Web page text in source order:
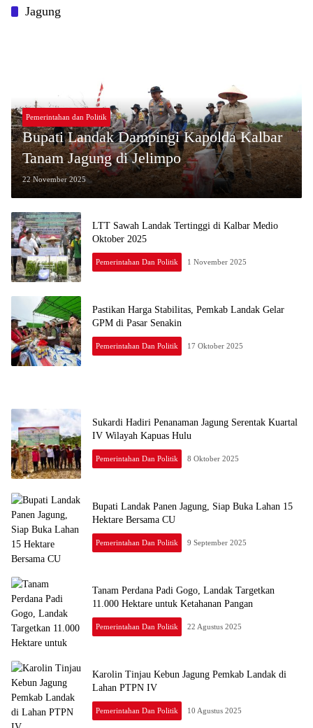
Jagung
Pemerintahan dan Politik
Bupati Landak Dampingi Kapolda Kalbar
Tanam Jagung di Jelimpo
22 November 2025
LTT Sawah Landak Tertinggi di Kalbar Medio
Oktober 2025
Pemerintahan Dan Politik 1 November 2025
Pastikan Harga Stabilitas, Pemkab Landak Gelar
GPM di Pasar Senakin
Pemerintahan Dan Politik 17 Oktober 2025
Sukardi Hadiri Penanaman Jagung Serentak Kuartal
IV Wilayah Kapuas Hulu
Pemerintahan Dan Politik 8 Oktober 2025
Bupati Landak Panen Jagung, Siap Buka Lahan 15
Hektare Bersama CU
Pemerintahan Dan Politik 9 September 2025
Tanam Perdana Padi Gogo, Landak Targetkan
11.000 Hektare untuk Ketahanan Pangan
Pemerintahan Dan Politik 22 Agustus 2025
Karolin Tinjau Kebun Jagung Pemkab Landak di
Lahan PTPN IV
Pemerintahan Dan Politik 10 Agustus 2025